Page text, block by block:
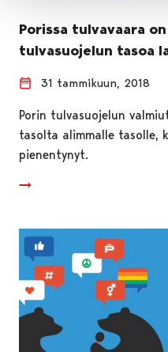
Porissa tulvavaara
tulvasuojelun tasoa
31 tammikuun, 2018
Porin tulvasuojelun
tasolta alimmalle tasolle,
pienentynyt.